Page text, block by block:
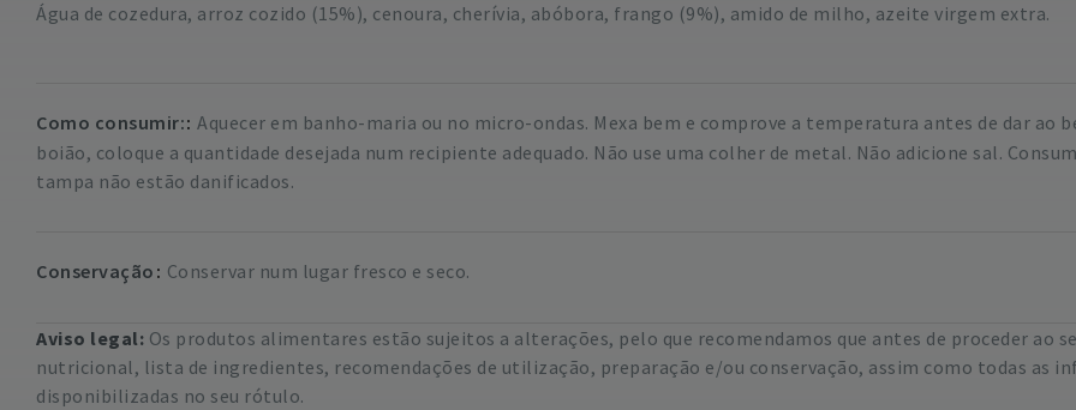
Água de cozedura, arroz cozido (15%), cenoura, cherívia, abóbora, frango (9%), amido de milho, azeite virgem extra.
Como consumir: Aquecer em banho-maria ou no micro-ondas. Mexa bem e comprove a temperatura antes de dar ao
boião, coloque a quantidade desejada num recipiente adequado. Não use uma colher de metal. Não adicione sal.
tampa não estão danificados.
Conservação Conservar num lugar fresco e seco.
Aviso legal: Os produtos alimentares estão sujeitos a alterações, pelo que recomendamos que antes de proceder ao
nutricional, lista de ingredientes, recomendações de utilização, preparação e/ou conservação, assim como todas as
disponibilizadas no seu rótulo.